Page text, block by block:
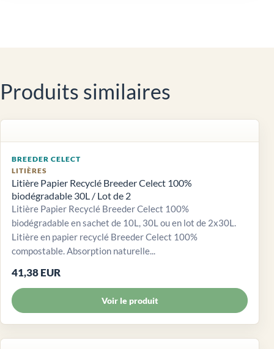
Produits similaires
BREEDER CELECT
LITIÈRES
Litière Papier Recyclé Breeder Celect 100%
biodégradable 30L / Lot de 2
Litière Papier Recyclé Breeder Celect 100%
biodégradable en sachet de 10L, 30L ou en lot de 2x30L.
Litière en papier recyclé Breeder Celect 100%
compostable. Absorption naturelle...
41,38 EUR
Voir le produit